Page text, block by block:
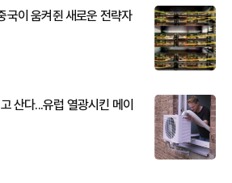
이 움켜쥔 새로운 전략자
산다...유럽 열광시킨 메이